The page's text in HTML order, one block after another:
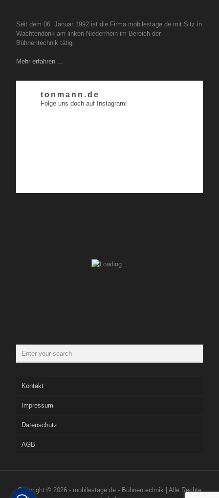
Seit dem 06. Januar 1992 ist die Firma mobilestage.de mit Sitz in
Wachtendonk am linken Niederrhein im Bereich der
Bühnentechnik tätig.
Mehr erfahren ...
tonmann.de
Folge uns doch auf Instagram!
Kontakt
Impressum
Datenschutz
AGB
Copyright © 2026 - mobilestage.de - Bühnentechnik | Alle Rechte